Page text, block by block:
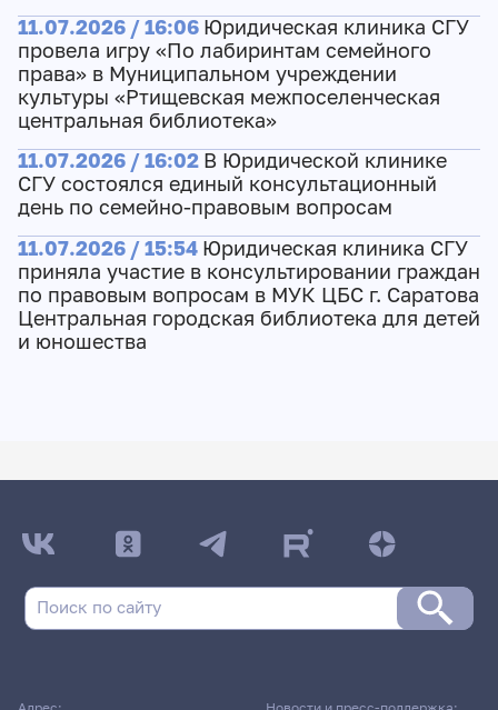
11.07.2026 / 16:06 Юридическая клиника СГУ
провела игру «По лабиринтам семейного
права» в Муниципальном учреждении
культуры «Ртищевская межпоселенческая
центральная библиотека»
11.07.2026 / 16:02 В Юридической клинике
СГУ состоялся единый консультационный
день по семейно-правовым вопросам
11.07.2026 / 15:54 Юридическая клиника СГУ
приняла участие в консультировании граждан
по правовым вопросам в МУК ЦБС г. Саратова
Центральная городская библиотека для детей
и юношества